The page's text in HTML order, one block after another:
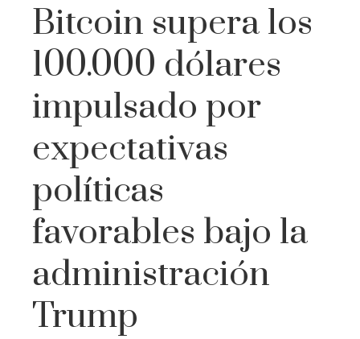
Bitcoin supera los
100.000 dólares
impulsado por
expectativas
políticas
favorables bajo la
administración
Trump